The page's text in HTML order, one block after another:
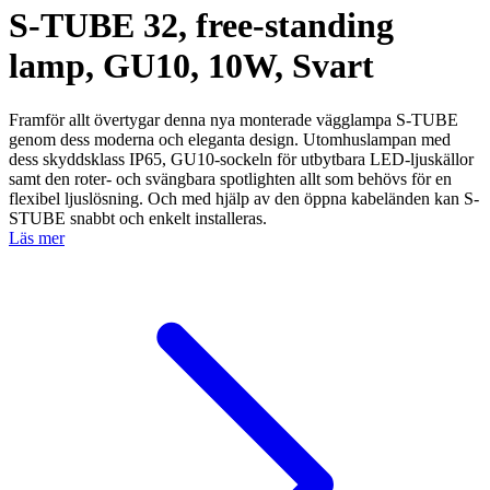
S-TUBE 32, free-standing
lamp, GU10, 10W, Svart
Framför allt övertygar denna nya monterade vägglampa S-TUBE
genom dess moderna och eleganta design. Utomhuslampan med
dess skyddsklass IP65, GU10-sockeln för utbytbara LED-ljuskällor
samt den roter- och svängbara spotlighten allt som behövs för en
flexibel ljuslösning. Och med hjälp av den öppna kabeländen kan S-
STUBE snabbt och enkelt installeras.
Läs mer